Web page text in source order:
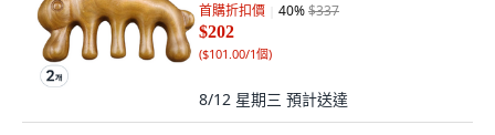
首購折扣價 40%$337
$202
($101.00/1個)
8/12 星期三 預計送達